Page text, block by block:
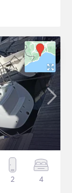
2 4